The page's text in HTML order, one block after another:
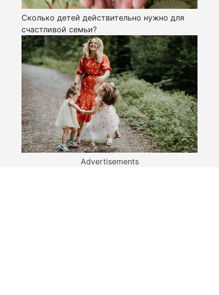
Сколько детей действительно нужно для
счастливой семьи?
Advertisements